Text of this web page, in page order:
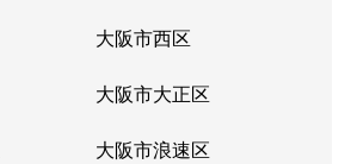
大阪市西区
大阪市大正区
大阪市浪速区